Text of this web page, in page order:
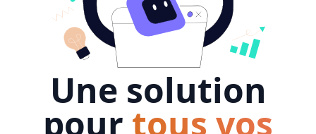
Une solution
pour tous vos